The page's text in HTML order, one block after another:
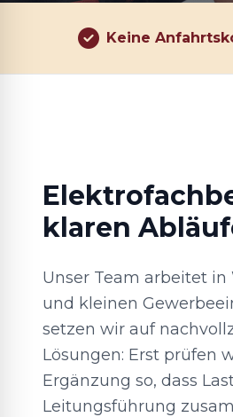
Keine
klaren
Unser Team arbeitet
und kleinen
setzen wir auf
Lösungen: Erst prüfen
Ergänzung so, dass
Leitungsführung